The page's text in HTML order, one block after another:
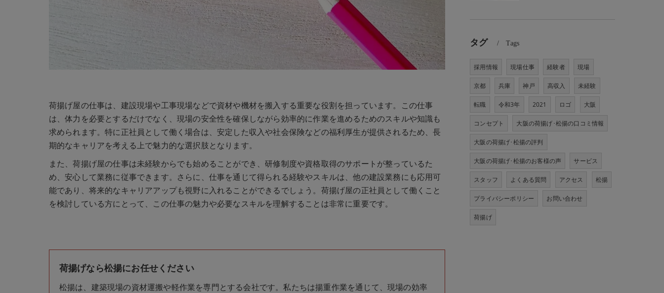
荷揚げ屋の仕事は、建設現場や工事現場などで資材や機材を搬入する重要な役割を担っています。この仕事
は、体力を必要とするだけでなく、現場の安全性を確保しながら効率的に作業を進めるためのスキルや知識も
求められます。特に正社員として働く場合は、安定した収入や社会保険などの福利厚生が提供されるため、長
期的なキャリアを考える上で魅力的な選択肢となります。
また、荷揚げ屋の仕事は未経験からでも始めることができ、研修制度や資格取得のサポートが整っているた
め、安心して業務に従事できます。さらに、仕事を通じて得られる経験やスキルは、他の建設業務にも応用可
能であり、将来的なキャリアアップも視野に入れることができるでしょう。荷揚げ屋の正社員として働くこと
を検討している方にとって、この仕事の魅力や必要なスキルを理解することは非常に重要です。
荷揚げなら松揚にお任せください
松揚は、建築現場の資材運搬や軽作業を専門とする会社です。私たちは揚重作業を通じて、現場の効率
タグ Tags
採用情報 現場仕事 経験者 現場
京都 兵庫 神戸 高収入 未経験
転職 令和3年 2021 ロゴ 大阪
コンセプト 大阪の荷揚げ･松揚の口コミ情報
大阪の荷揚げ･松揚の評判
大阪の荷揚げ･松揚のお客様の声 サービス
スタッフ よくある質問 アクセス 松揚
プライバシーポリシー お問い合わせ
荷揚げ